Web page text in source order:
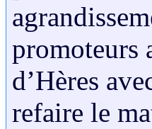
promoteurs
d’Hères
refaire le